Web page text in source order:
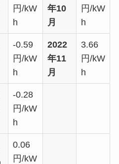
円/kW
h
年10
月
円/kW
h
-0.59
円/kW
h
2022
年11
月
3.66
円/kW
h
-0.28
円/kW
h
0.06
円/kW